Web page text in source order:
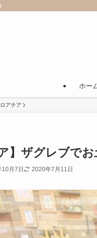
ホー
アチア
】ザグレブでお
月7日 2020年7月11日